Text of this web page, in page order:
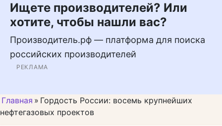
Ищете производителей? Или
хотите, чтобы нашли вас?
Производитель.рф — платформа для поиска
российских производителей
РЕКЛАМА
Главная » Гордость России: восемь крупнейших
нефтегазовых проектов